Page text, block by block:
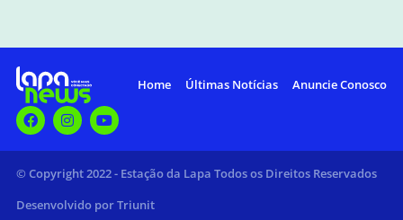
Home Últimas Notícias Anuncie Conosco
© Copyright 2022 - Estação da Lapa Todos os Direitos Reservados
Desenvolvido por Triunit